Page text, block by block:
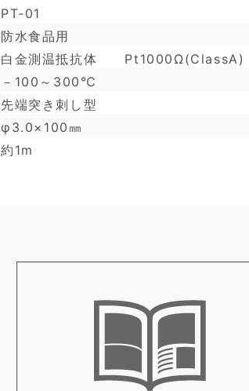
PT-01
防水食品用
白金測温抵抗体 Pt1000Ω(ClassA)
－100～300℃
先端突き刺し型
φ3.0×100㎜
約1m